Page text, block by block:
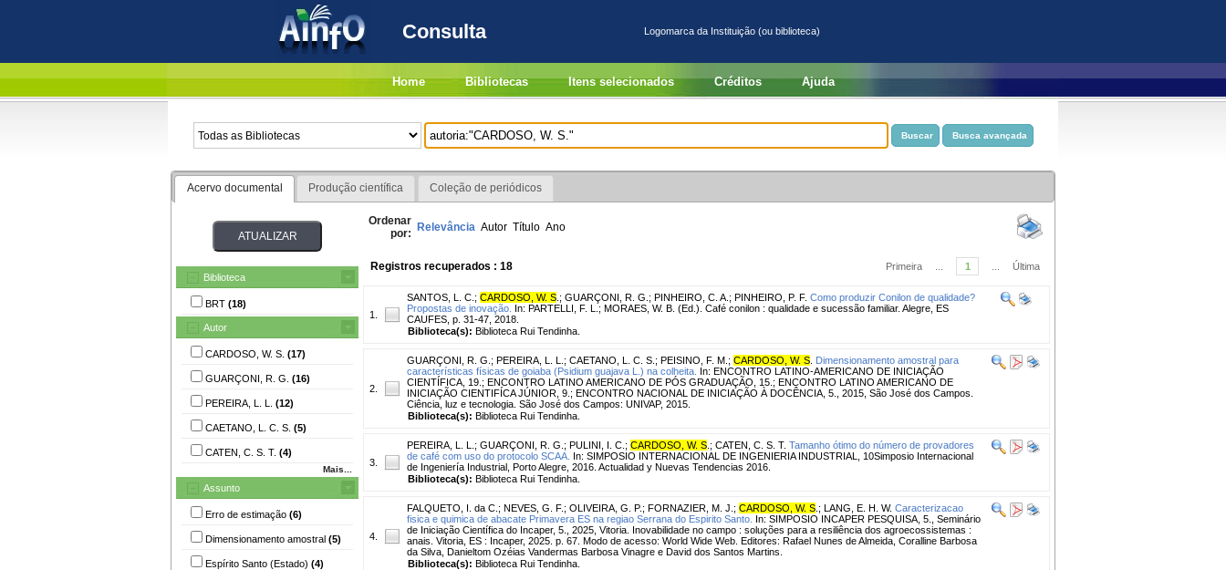
Consulta Logomarca da Instituição (ou biblioteca)
Home Bibliotecas Itens selecionados Créditos Ajuda
Acervo documental Produção científica Coleção de periódicos
Biblioteca
BRT (18)
Autor
CARDOSO, W. S. (17)
GUARÇONI, R. G. (16)
PEREIRA, L. L. (12)
CAETANO, L. C. S. (5)
CATEN, C. S. T. (4)
Mais...
Assunto
Erro de estimação (6)
Dimensionamento amostral (5)
Espírito Santo (Estado) (4)
Ordenar
por: Relevância Autor Título Ano
Registros recuperados : 18 Primeira 1 Última
1.
SANTOS, L. C. ; CARDOSO, W. S ; GUARÇONI, R. G. ; PINHEIRO, C. A. ; PINHEIRO, P. F. Como produzir Conilon de qualidade?
Propostas de inovação. In: PARTELLI, F. L.; MORAES, W. B. (Ed.). Café conilon : qualidade e sucessão familiar. Alegre, ES
CAUFES, p. 31-47, 2018.
Biblioteca(s): Biblioteca Rui Tendinha.
2.
GUARÇONI, R. G. ; PEREIRA, L. L. ; CAETANO, L. C. S. ; PEISINO, F. M. ; CARDOSO, W. S Dimensionamento amostral para
características físicas de goiaba (Psidium guajava L.) na colheita. In: ENCONTRO LATINO-AMERICANO DE INICIAÇÃO
CIENTÍFICA, 19.; ENCONTRO LATINO AMERICANO DE PÓS GRADUAÇÃO, 15.; ENCONTRO LATINO AMERICANO DE
INICIAÇÃO CIENTIFÍCA JÚNIOR, 9.; ENCONTRO NACIONAL DE INICIAÇÃO À DOCÊNCIA, 5., 2015, São José dos Campos.
Ciência, luz e tecnologia. São José dos Campos: UNIVAP, 2015.
Biblioteca(s): Biblioteca Rui Tendinha.
3.
PEREIRA, L. L. ; GUARÇONI, R. G. ; PULINI, I. C. ; CARDOSO, W. S ; CATEN, C. S. T. Tamanho ótimo do número de provadores
de café com uso do protocolo SCAA. In: SIMPOSIO INTERNACIONAL DE INGENIERIA INDUSTRIAL, 10Simposio Internacional
de Ingeniería Industrial, Porto Alegre, 2016. Actualidad y Nuevas Tendencias 2016.
Biblioteca(s): Biblioteca Rui Tendinha.
4.
FALQUETO, I. da C. ; NEVES, G. F. ; OLIVEIRA, G. P. ; FORNAZIER, M. J. ; CARDOSO, W. S ; LANG, E. H. W. Caracterizacao
fisica e quimica de abacate Primavera ES na regiao Serrana do Espirito Santo. In: SIMPOSIO INCAPER PESQUISA, 5., Seminário
de Iniciação Científica do Incaper, 5., 2025, Vitoria. Inovabilidade no campo : soluções para a resiliência dos agroecossistemas :
anais. Vitoria, ES : Incaper, 2025. p. 67. Modo de acesso: World Wide Web. Editores: Rafael Nunes de Almeida, Coralline Barbosa
da Silva, Danieltom Ozéias Vandermas Barbosa Vinagre e David dos Santos Martins.
Biblioteca(s): Biblioteca Rui Tendinha.